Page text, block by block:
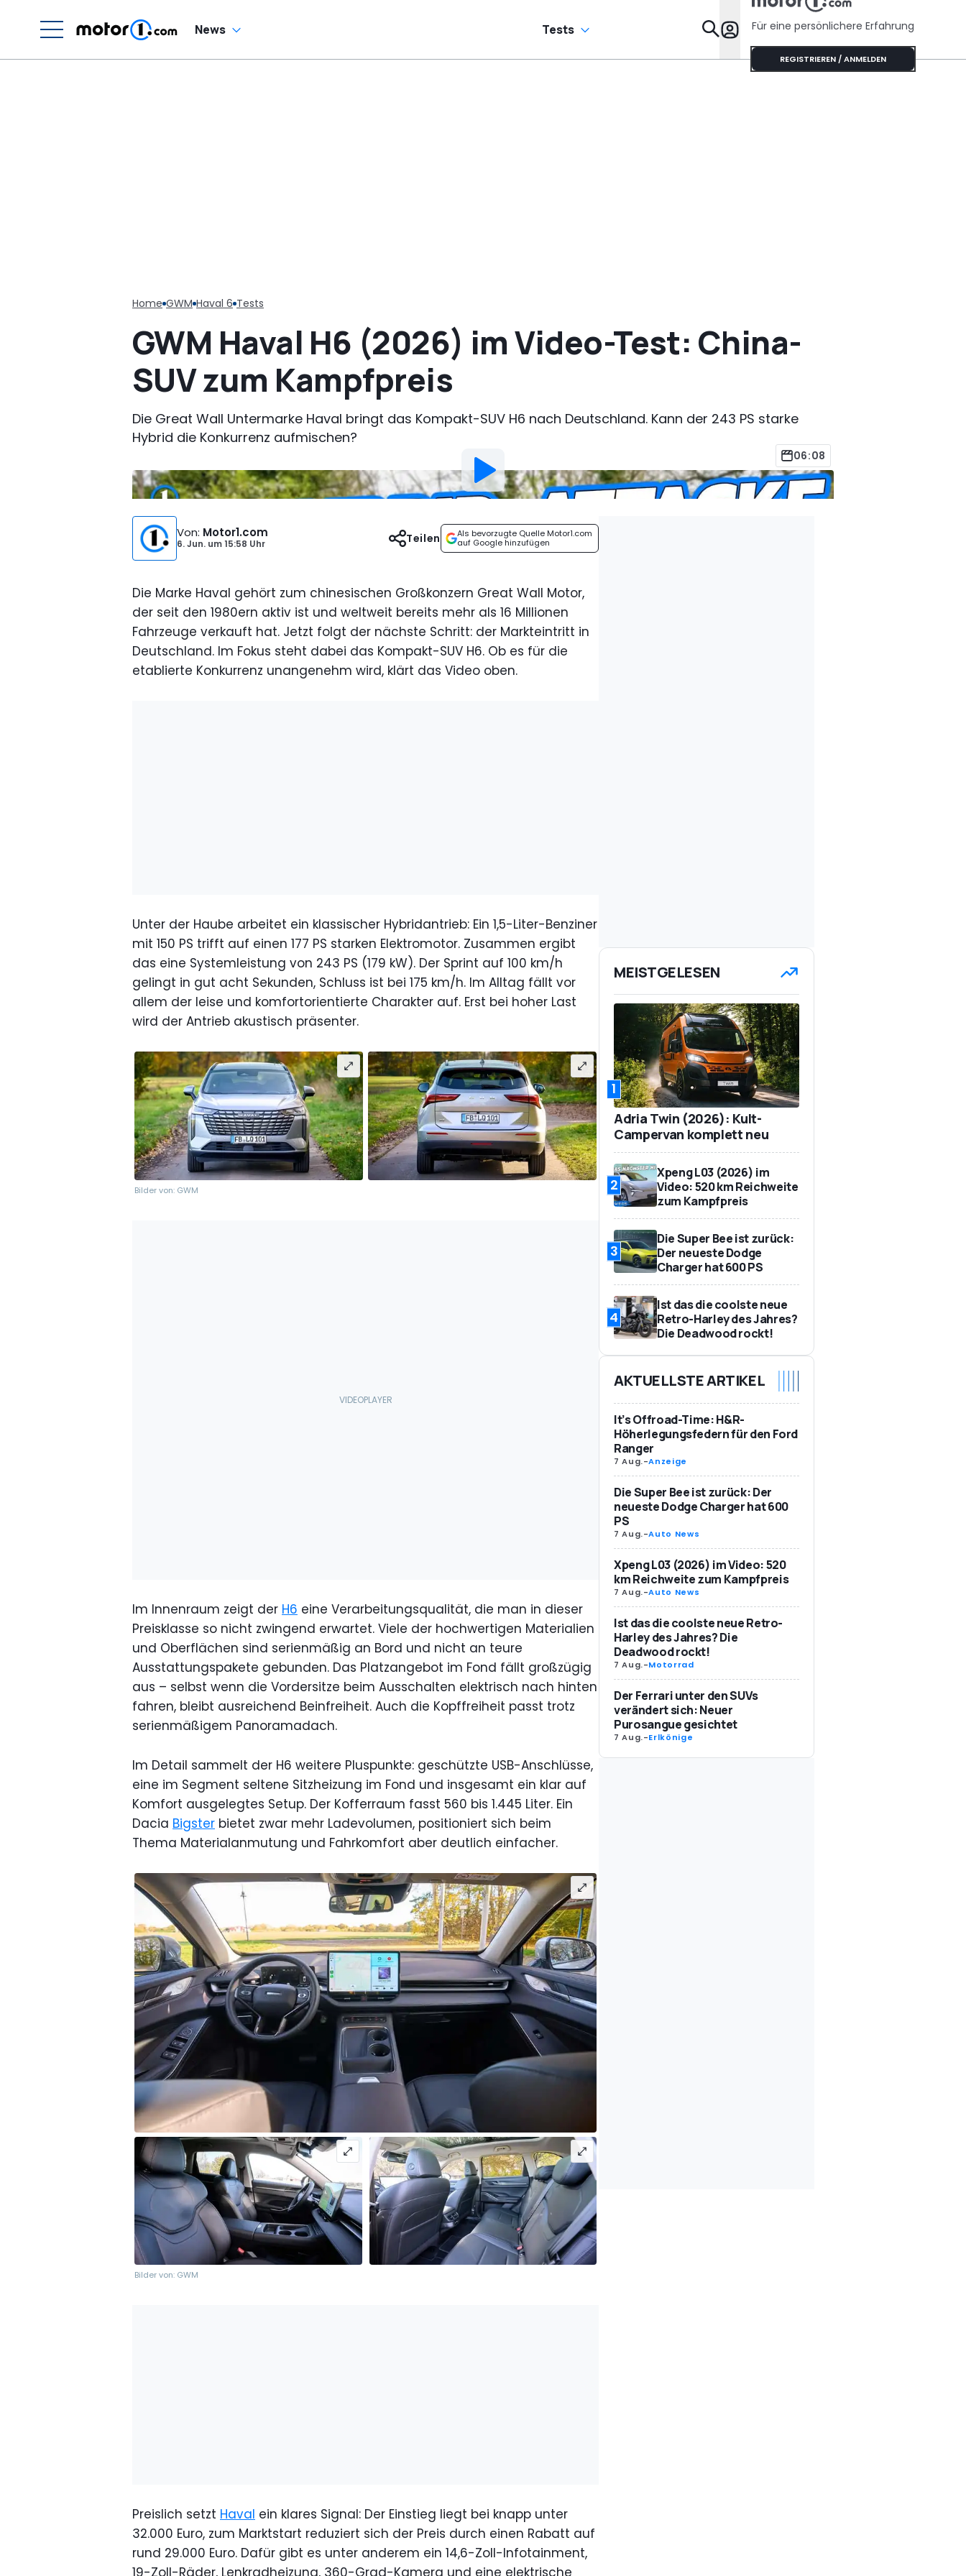
News Tests Specials
Für eine persönlichere Erfahrung
REGISTRIEREN / ANMELDEN
Home GWM Haval 6 Tests
GWM Haval H6 (2026) im Video-Test: China-
SUV zum Kampfpreis
Die Great Wall Untermarke Haval bringt das Kompakt-SUV H6 nach Deutschland. Kann der 243 PS starke
Hybrid die Konkurrenz aufmischen?
06:08
Bild von:Motor1.com Deutschland
Von: Motor1.com
6. Jun. um15:58 Uhr
Als bevorzugte Quelle Motor1.com
auf Google hinzufügen
Teilen
Die Marke Haval gehört zum chinesischen Großkonzern Great Wall Motor,
der seit den 1980ern aktiv ist und weltweit bereits mehr als 16 Millionen
Fahrzeuge verkauft hat. Jetzt folgt der nächste Schritt: der Markteintritt in
Deutschland. Im Fokus steht dabei das Kompakt-SUV H6. Ob es für die
etablierte Konkurrenz unangenehm wird, klärt das Video oben.
Unter der Haube arbeitet ein klassischer Hybridantrieb: Ein 1,5-Liter-Benziner
mit 150 PS trifft auf einen 177 PS starken Elektromotor. Zusammen ergibt
das eine Systemleistung von 243 PS (179 kW). Der Sprint auf 100 km/h
gelingt in gut acht Sekunden, Schluss ist bei 175 km/h. Im Alltag fällt vor
allem der leise und komfortorientierte Charakter auf. Erst bei hoher Last
wird der Antrieb akustisch präsenter.
Bilder von: GWM
Im Innenraum zeigt der H6 eine Verarbeitungsqualität, die man in dieser
Preisklasse so nicht zwingend erwartet. Viele der hochwertigen Materialien
und Oberflächen sind serienmäßig an Bord und nicht an teure
Ausstattungspakete gebunden. Das Platzangebot im Fond fällt großzügig
aus – selbst wenn die Vordersitze beim Ausschalten elektrisch nach hinten
fahren, bleibt ausreichend Beinfreiheit. Auch die Kopffreiheit passt trotz
serienmäßigem Panoramadach.
Im Detail sammelt der H6 weitere Pluspunkte: geschützte USB-Anschlüsse,
eine im Segment seltene Sitzheizung im Fond und insgesamt ein klar auf
Komfort ausgelegtes Setup. Der Kofferraum fasst 560 bis 1.445 Liter. Ein
Dacia Bigster bietet zwar mehr Ladevolumen, positioniert sich beim
Thema Materialanmutung und Fahrkomfort aber deutlich einfacher.
Bilder von: GWM
Preislich setzt Haval ein klares Signal: Der Einstieg liegt bei knapp unter
32.000 Euro, zum Marktstart reduziert sich der Preis durch einen Rabatt auf
rund 29.000 Euro. Dafür gibt es unter anderem ein 14,6-Zoll-Infotainment,
19-Zoll-Räder, Lenkradheizung, 360-Grad-Kamera und eine elektrische
MEISTGELESEN
1
Adria Twin (2026): Kult-
Campervan komplett neu
2
Xpeng L03 (2026) im
Video: 520 km Reichweite
zum Kampfpreis
3
Die Super Bee ist zurück:
Der neueste Dodge
Charger hat 600 PS
4
Ist das die coolste neue
Retro-Harley des Jahres?
Die Deadwood rockt!
AKTUELLSTE ARTIKEL
It’s Offroad-Time: H&R-
Höherlegungsfedern für den Ford
Ranger
7 Aug.-Anzeige
Die Super Bee ist zurück: Der
neueste Dodge Charger hat 600
PS
7 Aug.-Auto News
Xpeng L03 (2026) im Video: 520
km Reichweite zum Kampfpreis
7 Aug.-Auto News
Ist das die coolste neue Retro-
Harley des Jahres? Die
Deadwood rockt!
7 Aug.-Motorrad
Der Ferrari unter den SUVs
verändert sich: Neuer
Purosangue gesichtet
7 Aug.-Erlkönige